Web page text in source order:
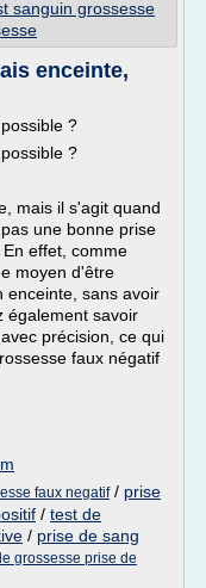
sanguin grossesse
enceinte,
?
?
mais il s'agit quand
une bonne prise
effet, comme
moyen d'être
enceinte, sans avoir
également savoir
précision, ce qui
faux négatif
faux negatif/ prise
/ test de
/ prise de sang
grossesse prise de